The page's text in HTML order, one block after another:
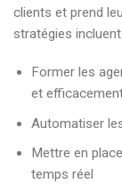
clients et prend
stratégies incluent
Former les
et
Automatiser
Mettre en
temps réel